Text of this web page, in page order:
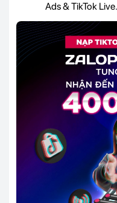
Ads & TikTok Live.